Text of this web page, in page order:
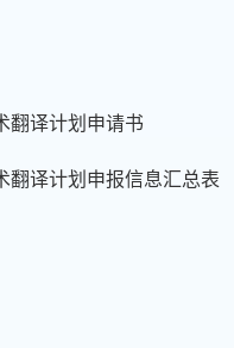
翻译计划申请书
翻译计划申报信息汇总表